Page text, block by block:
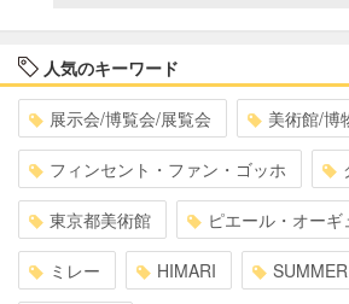
人気のキーワード
展示会/博覧会/展覧会 美術館/博
フィンセント・ファン・ゴッホ
東京都美術館 ピエール・オー
ミレー HIMARI